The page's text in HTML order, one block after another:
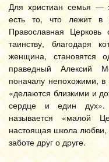
Для христиан семья —
есть то, что лежит в
Православная Церковь
таинству, благодаря
женщина, становятся
праведный Алексий
поначалу непохожими, в
«делаются близкими и
сердце и един дух».
называется «малой
настоящая школа любви,
заботе друг о друге.